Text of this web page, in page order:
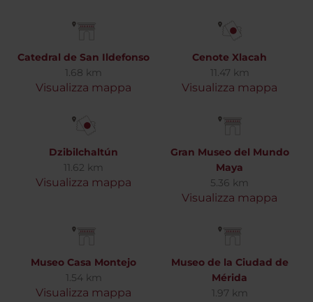
Catedral de San Ildefonso
1.68 km
Visualizza mappa
Cenote Xlacah
11.47 km
Visualizza mappa
Dzibilchaltún
11.62 km
Visualizza mappa
Gran Museo del Mundo
Maya
5.36 km
Visualizza mappa
Museo Casa Montejo
1.54 km
Visualizza mappa
Museo de la Ciudad de
Mérida
1.97 km